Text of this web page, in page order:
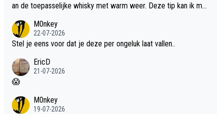
an de toepasselijke whisky met warm weer. Deze tip kan ik met
M0nkey
22-07-2026
Stel je eens voor dat je deze per ongeluk laat vallen..
EricD
21-07-2026
😱
M0nkey
19-07-2026